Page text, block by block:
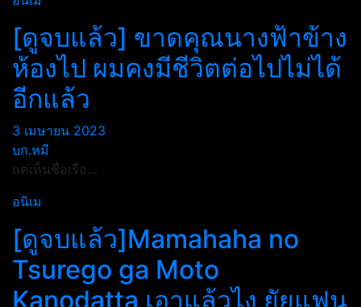
[ดูจบแล้ว] ขาดคุณนางฟ้าข้าง
ห้องไป ผมคงมีชีวิตต่อไปไม่ได้
อีกแล้ว
3 เมษายน 2023
บก.หมี
แค่เห็นชื่อเรื่อ…
อนิเม
[ดูจบแล้ว]Mamahaha no
Tsurego ga Moto
Kanodatta เอาแล้วไง ยัยแฟน